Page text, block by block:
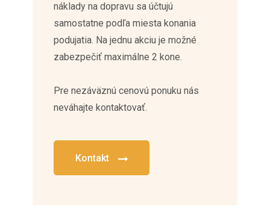
náklady na dopravu sa účtujú
samostatne podľa miesta konania
podujatia. Na jednu akciu je možné
zabezpečiť maximálne 2 kone.
Pre nezáväznú cenovú ponuku nás
neváhajte kontaktovať.
Kontakt